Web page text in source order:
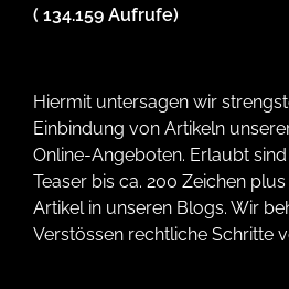
( 134.159 Aufrufe)
Hiermit untersagen wir
Einbindung von Artikeln
Online-Angeboten. Erlaubt
Teaser bis ca. 200 Zeichen
Artikel in unseren Blogs. Wir
Verstössen rechtliche Schritte